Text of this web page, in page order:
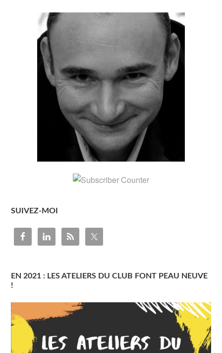
SUIVEZ-MOI
EN 2021 : LES ATELIERS DU CLUB FONT PEAU NEUVE
!